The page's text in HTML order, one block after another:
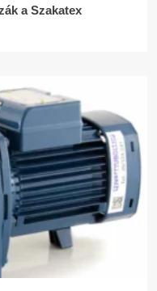
a Szakatex